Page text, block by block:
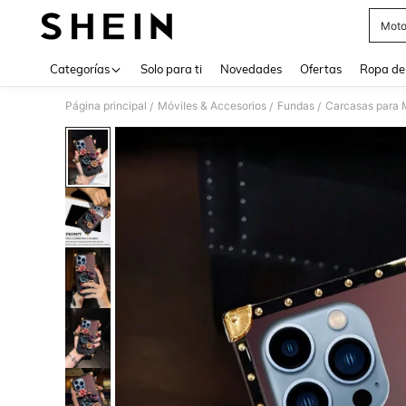
Categorías Solo para ti Novedades Ofertas Ropa
Página principal / Móviles & Accesorios / Fundas / Carcasas para